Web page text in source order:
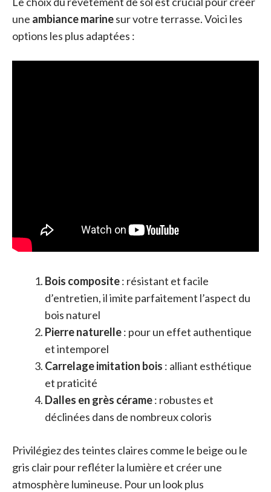
une ambiance marinesur votre terrasse. Voici les
options les plus adaptées :
Bois composite: résistant et facile
d’entretien, il imite parfaitement l’aspect du
bois naturel
Pierre naturelle: pour un effet authentique
et intemporel
Carrelage imitation bois : alliant esthétique
et praticité
Dalles en grès cérame: robustes et
déclinées dans de nombreux coloris
Privilégiez des teintes claires comme le beige ou le
gris clair pour refléter la lumière et créer une
atmosphère lumineuse. Pour un look plus